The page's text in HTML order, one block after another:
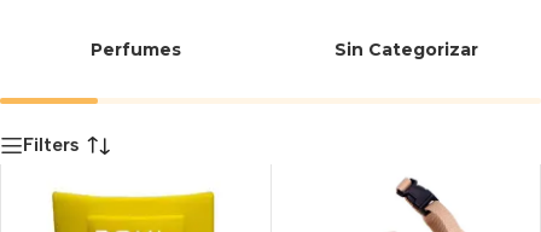
Perfumes Sin Categorizar
Filters